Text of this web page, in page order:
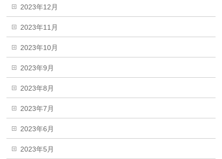
2023年12月
2023年11月
2023年10月
2023年9月
2023年8月
2023年7月
2023年6月
2023年5月